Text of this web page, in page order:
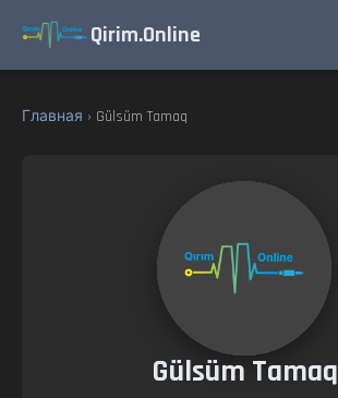
Qirim.Online
Главная › Gülsüm Tamaq
Gülsüm Tamaq